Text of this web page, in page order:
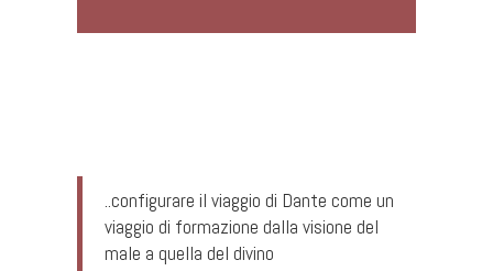
..configurare il viaggio di Dante come un
viaggio di formazione dalla visione del
male a quella del divino